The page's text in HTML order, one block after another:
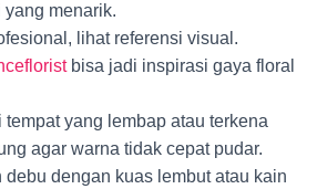
menarik.
lihat referensi visual.
bisa jadi inspirasi gaya floral
yang lembap atau terkena
agar warna tidak cepat pudar.
dengan kuas lembut atau kain